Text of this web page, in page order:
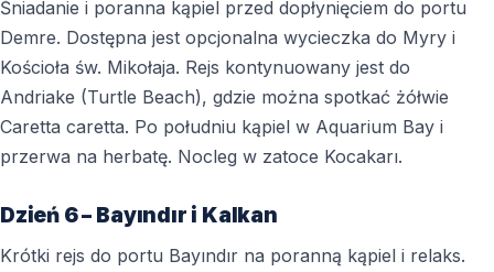
Śniadanie i poranna kąpiel przed dopłynięciem do portu
Demre. Dostępna jest opcjonalna wycieczka do Myry i
Kościoła św. Mikołaja. Rejs kontynuowany jest do
Andriake (Turtle Beach), gdzie można spotkać żółwie
Caretta caretta. Po południu kąpiel w Aquarium Bay i
przerwa na herbatę. Nocleg w zatoce Kocakarı.
Dzień 6 – Bayındır i Kalkan
Krótki rejs do portu Bayındır na poranną kąpiel i relaks.